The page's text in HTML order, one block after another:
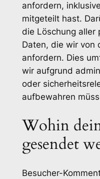
anfordern,
mitgeteilt hast.
die Löschung aller
Daten, die wir von
anfordern. Dies
wir aufgrund
oder
aufbewahren
Wohin
gesendet
Besucher-